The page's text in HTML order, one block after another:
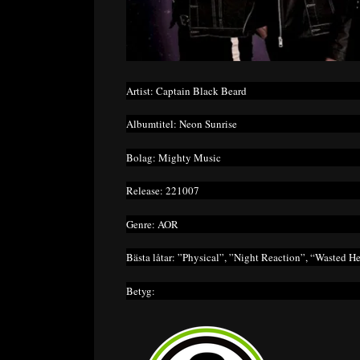
Artist: Captain Black Beard
Albumtitel: Neon Sunrise
Bolag: Mighty Music
Release: 221007
Genre: AOR
Bästa låtar: ”Physical”, ”Night Reaction”, “Wasted
Betyg: